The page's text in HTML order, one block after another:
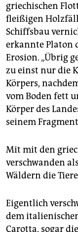
unterstützen
abo
genossenschaft
epaper login
griechischen
fleißigen
Schiffsbau
erkannte Platon
Erosion. „Übrig
zu einst nur die
Körpers,
vom Boden fett
Körper des
seinem
Mit mit den
verschwanden
Wäldern die
Eigentlich
dem
Carotta, sogar